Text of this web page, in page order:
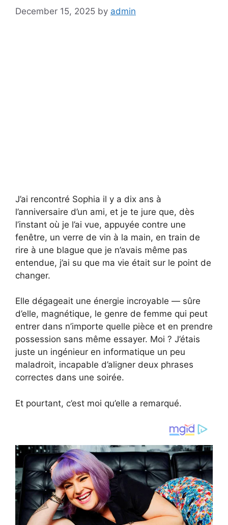
December 15, 2025 by admin
J’ai rencontré Sophia il y a dix ans à
l’anniversaire d’un ami, et je te jure que, dès
l’instant où je l’ai vue, appuyée contre une
fenêtre, un verre de vin à la main, en train de
rire à une blague que je n’avais même pas
entendue, j’ai su que ma vie était sur le point de
changer.
Elle dégageait une énergie incroyable — sûre
d’elle, magnétique, le genre de femme qui peut
entrer dans n’importe quelle pièce et en prendre
possession sans même essayer. Moi ? J’étais
juste un ingénieur en informatique un peu
maladroit, incapable d’aligner deux phrases
correctes dans une soirée.
Et pourtant, c’est moi qu’elle a remarqué.